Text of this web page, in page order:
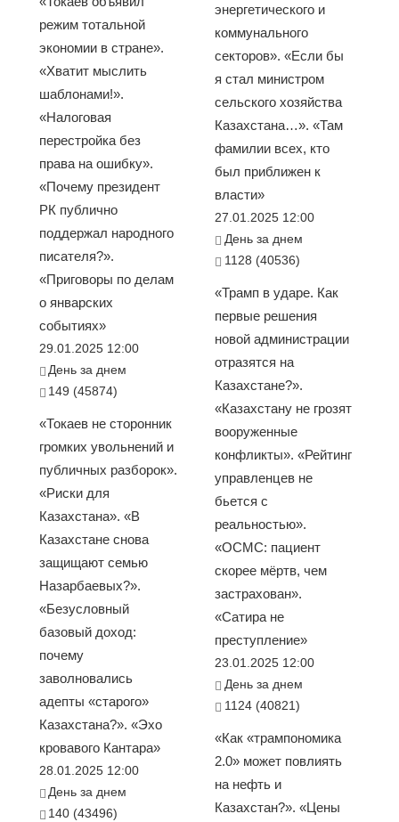
режим тотальной
экономии в стране».
«Хватит мыслить
шаблонами!».
«Налоговая
перестройка без
права на ошибку».
«Почему президент
РК публично
поддержал народного
писателя?».
«Приговоры по делам
о январских
событиях»
29.01.2025 12:00
День за днем
149 (45874)
«Токаев не сторонник
громких увольнений и
публичных разборок».
«Риски для
Казахстана». «В
Казахстане снова
защищают семью
Назарбаевых?».
«Безусловный
базовый доход:
почему
заволновались
адепты «старого»
Казахстана?». «Эхо
кровавого Кантара»
28.01.2025 12:00
День за днем
140 (43496)
энергетического и
коммунального
секторов». «Если бы
я стал министром
сельского хозяйства
Казахстана…». «Там
фамилии всех, кто
был приближен к
власти»
27.01.2025 12:00
День за днем
1128 (40536)
«Трамп в ударе. Как
первые решения
новой администрации
отразятся на
Казахстане?».
«Казахстану не грозят
вооруженные
конфликты». «Рейтинг
управленцев не
бьется с
реальностью».
«ОСМС: пациент
скорее мёртв, чем
застрахован».
«Сатира не
преступление»
23.01.2025 12:00
День за днем
1124 (40821)
«Как «трампономика
2.0» может повлиять
на нефть и
Казахстан?». «Цены